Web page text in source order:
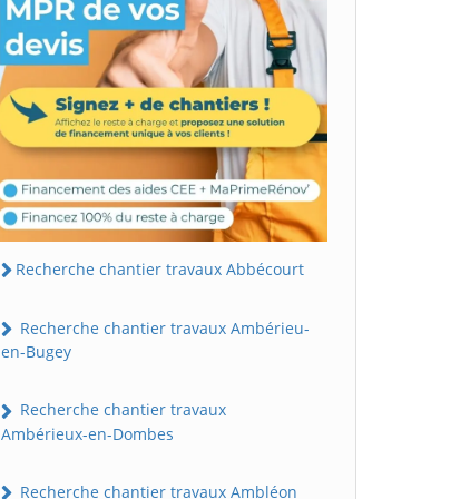
Recherche chantier travaux Abbécourt
Recherche chantier travaux Ambérieu-
en-Bugey
Recherche chantier travaux
Ambérieux-en-Dombes
Recherche chantier travaux Ambléon